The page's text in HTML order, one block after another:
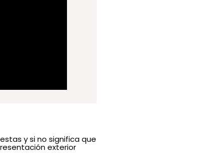
y si no significa que
exterior